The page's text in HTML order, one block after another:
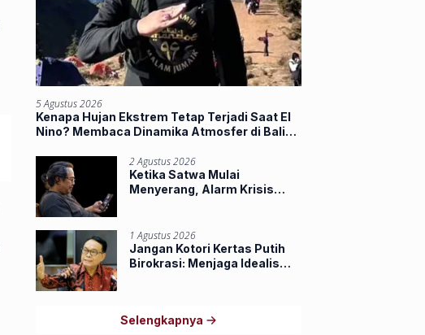
5 Agustus 2026
Kenapa Hujan Ekstrem Tetap Terjadi Saat El
Nino? Membaca Dinamika Atmosfer di Balik
2 Agustus 2026
Ketika Satwa Mulai
Menyerang, Alarm Krisis
1 Agustus 2026
Jangan Kotori Kertas Putih
Birokrasi: Menjaga Idealisme
Selengkapnya